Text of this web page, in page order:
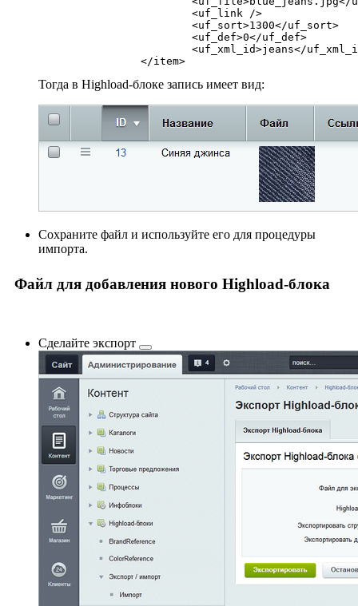
Тогда в Highload-блоке запись имеет вид:
Сохраните файл и используйте его для процедуры
импорта.
Файл для добавления нового Highload-блока
Сделайте экспорт